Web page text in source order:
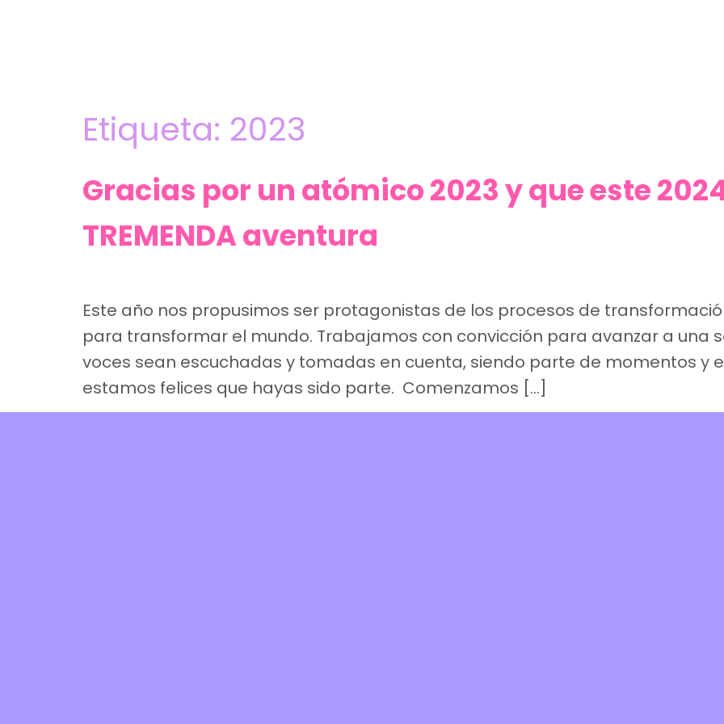
Etiqueta: 2023
Gracias por un atómico 2023 y que este
TREMENDA aventura
Este año nos propusimos ser protagonistas de los procesos de
para transformar el mundo. Trabajamos con convicción para avanzar a una
voces sean escuchadas y tomadas en cuenta, siendo parte de momentos y
estamos felices que hayas sido parte. Comenzamos […]